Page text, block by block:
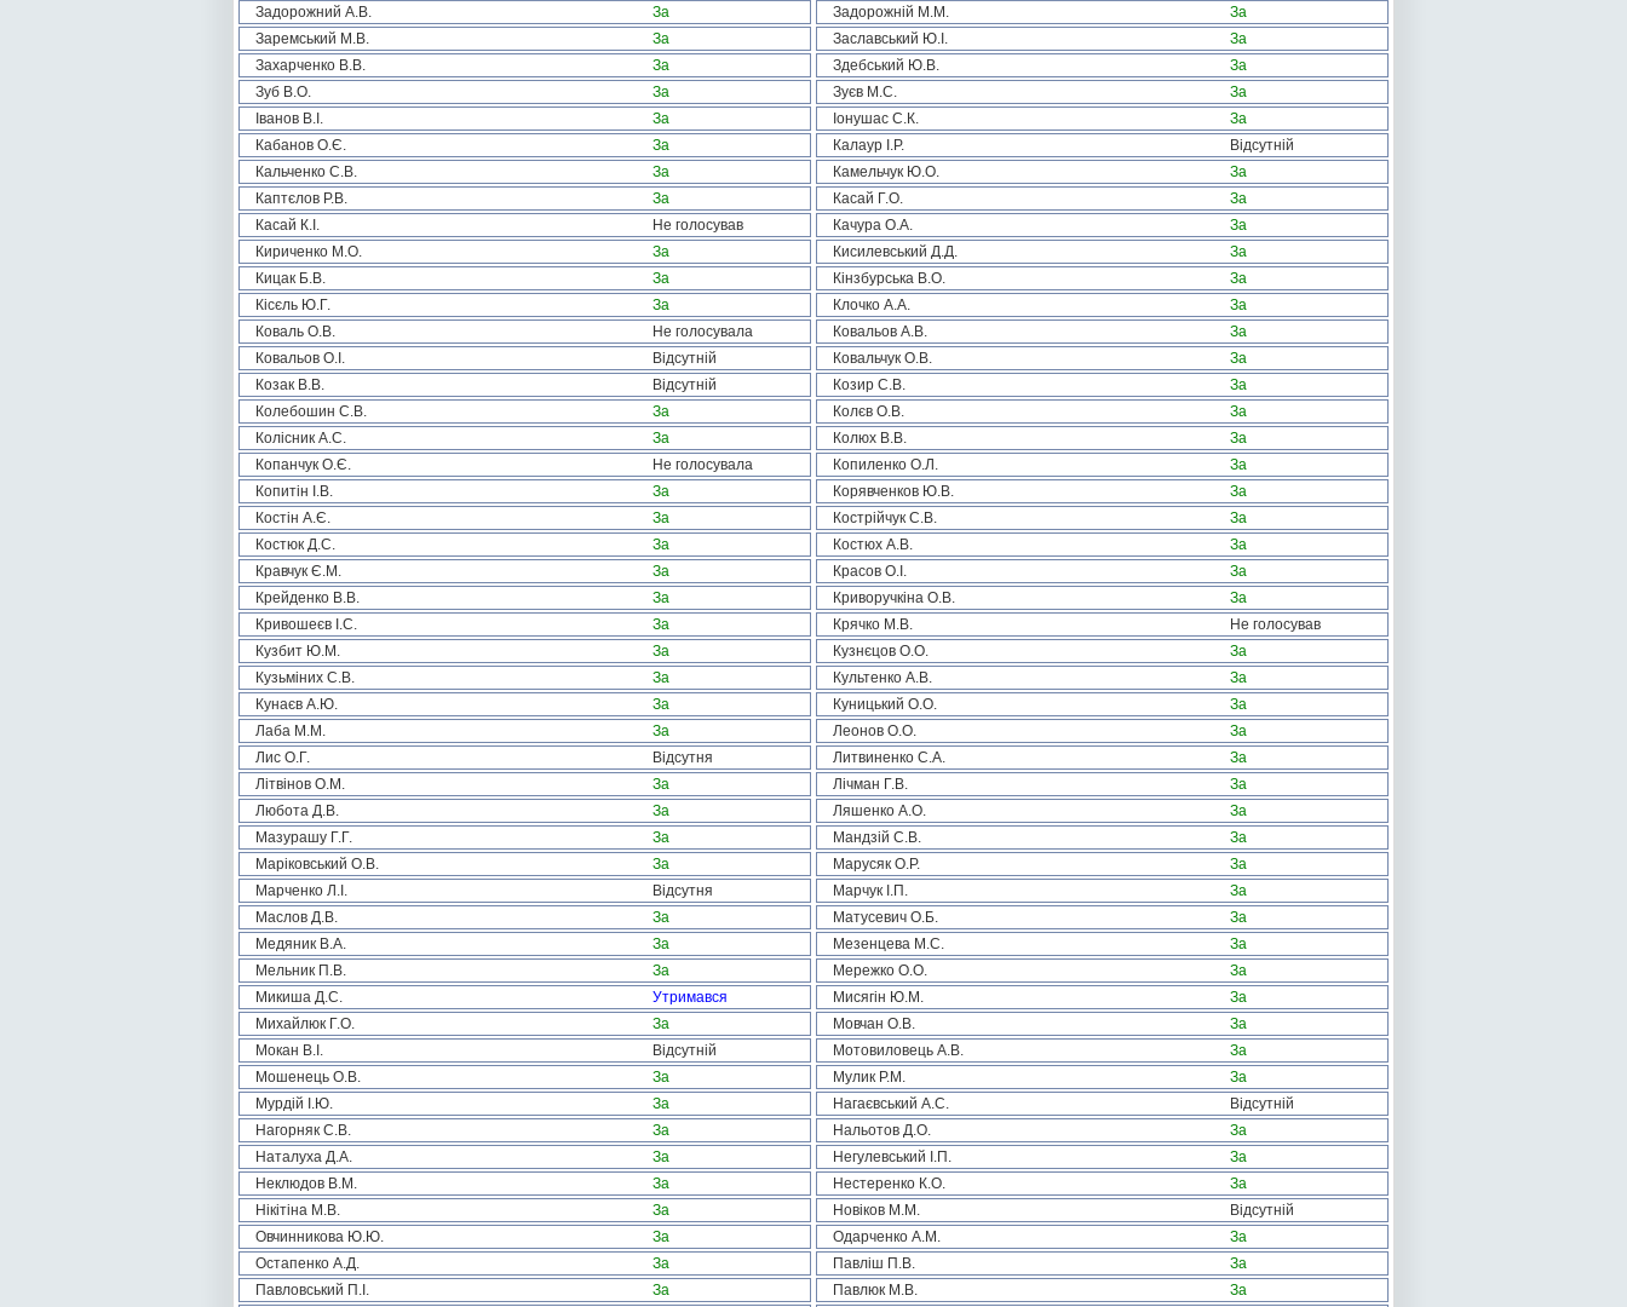
Задорожний А.В.
За Задорожній М.М.
За
Заремський М.В.
За Заславський Ю.І.
За
Захарченко В.В.
За Здебський Ю.В.
За
Зуб В.О.
За Зуєв М.С.
За
Іванов В.І.
За Іонушас С.К.
За
Кабанов О.Є.
За Калаур І.Р.
Відсутній
Кальченко С.В.
За Камельчук Ю.О.
За
Каптєлов Р.В.
За Касай Г.О.
За
Касай К.І.
Не голосував Качура О.А.
За
Кириченко М.О.
За Кисилевський Д.Д.
За
Кицак Б.В.
За Кінзбурська В.О.
За
Кісєль Ю.Г.
За Клочко А.А.
За
Коваль О.В.
Не голосувала Ковальов А.В.
За
Ковальов О.І.
Відсутній Ковальчук О.В.
За
Козак В.В.
Відсутній Козир С.В.
За
Колебошин С.В.
За Колєв О.В.
За
Колісник А.С.
За Колюх В.В.
За
Копанчук О.Є.
Не голосувала Копиленко О.Л.
За
Копитін І.В.
За Корявченков Ю.В.
За
Костін А.Є.
За Кострійчук С.В.
За
Костюк Д.С.
За Костюх А.В.
За
Кравчук Є.М.
За Красов О.І.
За
Крейденко В.В.
За Криворучкіна О.В.
За
Кривошеєв І.С.
За Крячко М.В.
Не голосував
Кузбит Ю.М.
За Кузнєцов О.О.
За
Кузьміних С.В.
За Культенко А.В.
За
Кунаєв А.Ю.
За Куницький О.О.
За
Лаба М.М.
За Леонов О.О.
За
Лис О.Г.
Відсутня Литвиненко С.А.
За
Літвінов О.М.
За Лічман Г.В.
За
Любота Д.В.
За Ляшенко А.О.
За
Мазурашу Г.Г.
За Мандзій С.В.
За
Маріковський О.В.
За Марусяк О.Р.
За
Марченко Л.І.
Відсутня Марчук І.П.
За
Маслов Д.В.
За Матусевич О.Б.
За
Медяник В.А.
За Мезенцева М.С.
За
Мельник П.В.
За Мережко О.О.
За
Микиша Д.С.
Утримався Мисягін Ю.М.
За
Михайлюк Г.О.
За Мовчан О.В.
За
Мокан В.І.
Відсутній Мотовиловець А.В.
За
Мошенець О.В.
За Мулик Р.М.
За
Мурдій І.Ю.
За Нагаєвський А.С.
Відсутній
Нагорняк С.В.
За Нальотов Д.О.
За
Наталуха Д.А.
За Негулевський І.П.
За
Неклюдов В.М.
За Нестеренко К.О.
За
Нікітіна М.В.
За Новіков М.М.
Відсутній
Овчинникова Ю.Ю.
За Одарченко А.М.
За
Остапенко А.Д.
За Павліш П.В.
За
Павловський П.І.
За Павлюк М.В.
За